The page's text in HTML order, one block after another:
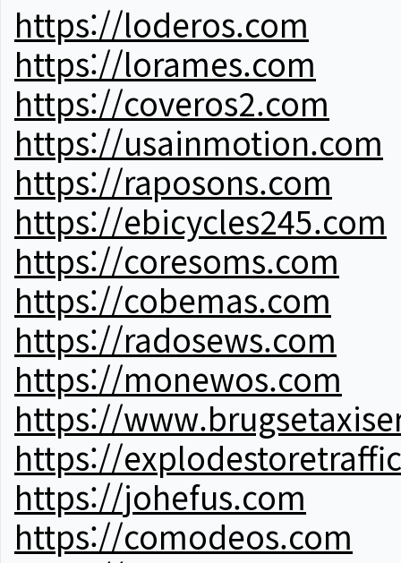
https://loderos.com
https://lorames.com
https://coveros2.com
https://usainmotion.com
https://raposons.com
https://ebicycles245.com
https://coresoms.com
https://cobemas.com
https://radosews.com
https://monewos.com
https://
https://
https://johefus.com
https://comodeos.com